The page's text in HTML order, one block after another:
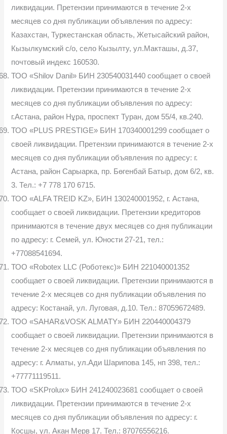
ликвидации. Претензии принимаются в течение 2-х
месяцев со дня публикации объявления по адресу:
Казахстан, Туркестанская область, Жетысайский район,
Кызылкумский с/о, село Кызылту, ул.Макташы, д.37,
почтовый индекс 160530.
ТОО «Shilov Danil» БИН 230540031440 сообщает о своей
ликвидации. Претензии принимаются в течение 2-х
месяцев со дня публикации объявления по адресу:
г.Астана, район Нұра, проспект Туран, дом 55/4, кв.240.
ТОО «PLUS PRESTIGE» БИН 170340001299 сообщает о
своей ликвидации. Претензии принимаются в течение 2-х
месяцев со дня публикации объявления по адресу: г.
Астана, район Сарыарка, пр. Бөгенбай Батыр, дом 6/2, кв.
3. Тел.: +7 778 170 6715.
ТОО «ALFA TREID KZ», БИН 130240001952, г. Астана,
сообщает о своей ликвидации. Претензии кредиторов
принимаются в течение двух месяцев со дня публикации
по адресу: г. Семей, ул. Юности 27-21, тел.:
+77088541694.
ТОО «Robotex LLC (Роботекс)» БИН 221040001352
сообщает о своей ликвидации. Претензии принимаются в
течение 2-х месяцев со дня публикации объявления по
адресу: Костанай, ул. Луговая, д.10. Тел.: 87059672489.
ТОО «SAHAR&VOSK ALMATY» БИН 220440004379
сообщает о своей ликвидации. Претензии принимаются в
течение 2-х месяцев со дня публикации объявления по
адресу: г. Алматы, ул.Ади Шарипова 145, нп 398, тел.:
+77771119511.
ТОО «SKProlux» БИН 241240023681 сообщает о своей
ликвидации. Претензии принимаются в течение 2-х
месяцев со дня публикации объявления по адресу: г.
Косшы, ул. Акан Мерв 17. Тел.: 87076556216.